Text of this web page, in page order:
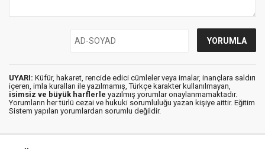
UYARI: Küfür, hakaret, rencide edici cümleler veya imalar, inançlara saldırı
içeren, imla kuralları ile yazılmamış, Türkçe karakter kullanılmayan,
isimsiz ve büyük harflerle yazılmış yorumlar onaylanmamaktadır.
Yorumların her türlü cezai ve hukuki sorumluluğu yazan kişiye aittir. Eğitim
Sistem yapılan yorumlardan sorumlu değildir.